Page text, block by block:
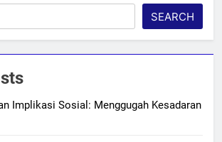
SEARCH
Implikasi Sosial: Menggugah Kesadaran